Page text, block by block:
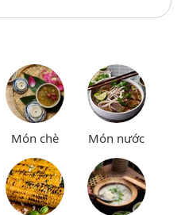
Món chè Món nước